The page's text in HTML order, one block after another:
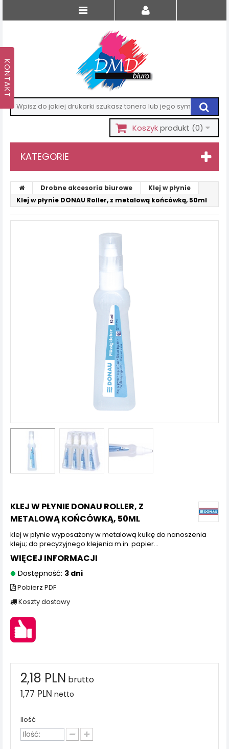
Koszykprodukt (0)
KATEGORIE
Drobne akcesoria biurowe
Klej w płynie
Klej w płynie DONAU Roller, z metalową końcówką, 50ml
KLEJ W PŁYNIE DONAU ROLLER, Z
METALOWĄ KOŃCÓWKĄ, 50ML
klej w płynie wyposażony w metalową kulkę do nanoszenia
kleju; do precyzyjnego klejenia m.in. papier...
WIĘCEJ INFORMACJI
Dostępność: 3 dni
Pobierz PDF
Koszty dostawy
2,18 PLN brutto
1,77 PLN netto
Ilość